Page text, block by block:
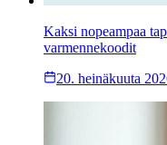
Kaksi nopeampaa
varmennekoodit
20. heinäkuuta